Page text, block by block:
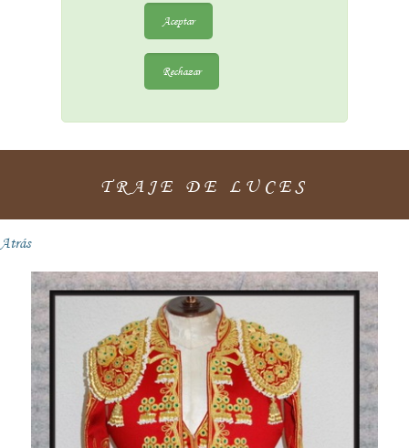
Aceptar
Rechazar
TRAJE DE LUCES
Atrás